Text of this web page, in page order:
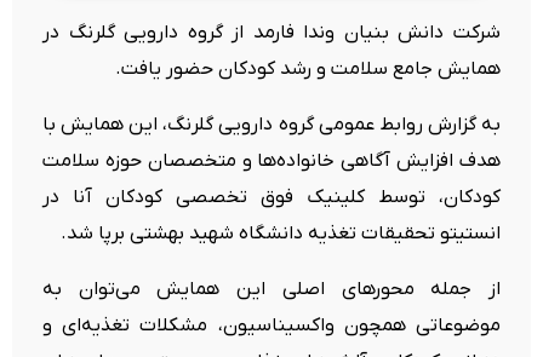
شرکت دانش بنیان وندا فارمد از گروه دارویی گلرنگ در
همایش جامع سلامت و رشد کودکان حضور یافت.
به گزارش روابط عمومی گروه دارویی گلرنگ، این همایش با
هدف افزایش آگاهی خانواده‌ها و متخصصان حوزه سلامت
کودکان، توسط کلینیک فوق تخصصی کودکان آنا در
انستیتو تحقیقات تغذیه دانشگاه شهید بهشتی برپا شد.
از جمله محورهای اصلی این همایش می‌توان به
موضوعاتی همچون واکسیناسیون، مشکلات تغذیه‌ای و